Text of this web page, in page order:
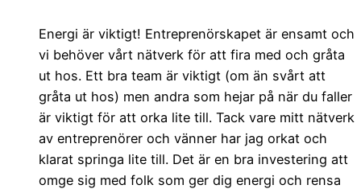
Energi är viktigt! Entreprenörskapet är ensamt och
vi behöver vårt nätverk för att fira med och gråta
ut hos. Ett bra team är viktigt (om än svårt att
gråta ut hos) men andra som hejar på när du faller
är viktigt för att orka lite till. Tack vare mitt nätverk
av entreprenörer och vänner har jag orkat och
klarat springa lite till. Det är en bra investering att
omge sig med folk som ger dig energi och rensa